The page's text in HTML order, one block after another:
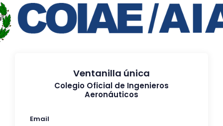
Ventanilla única
Colegio Oficial de Ingenieros
Aeronáuticos
Email